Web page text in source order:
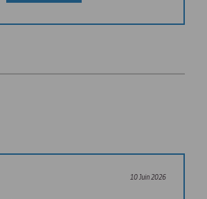
10 Juin 2026